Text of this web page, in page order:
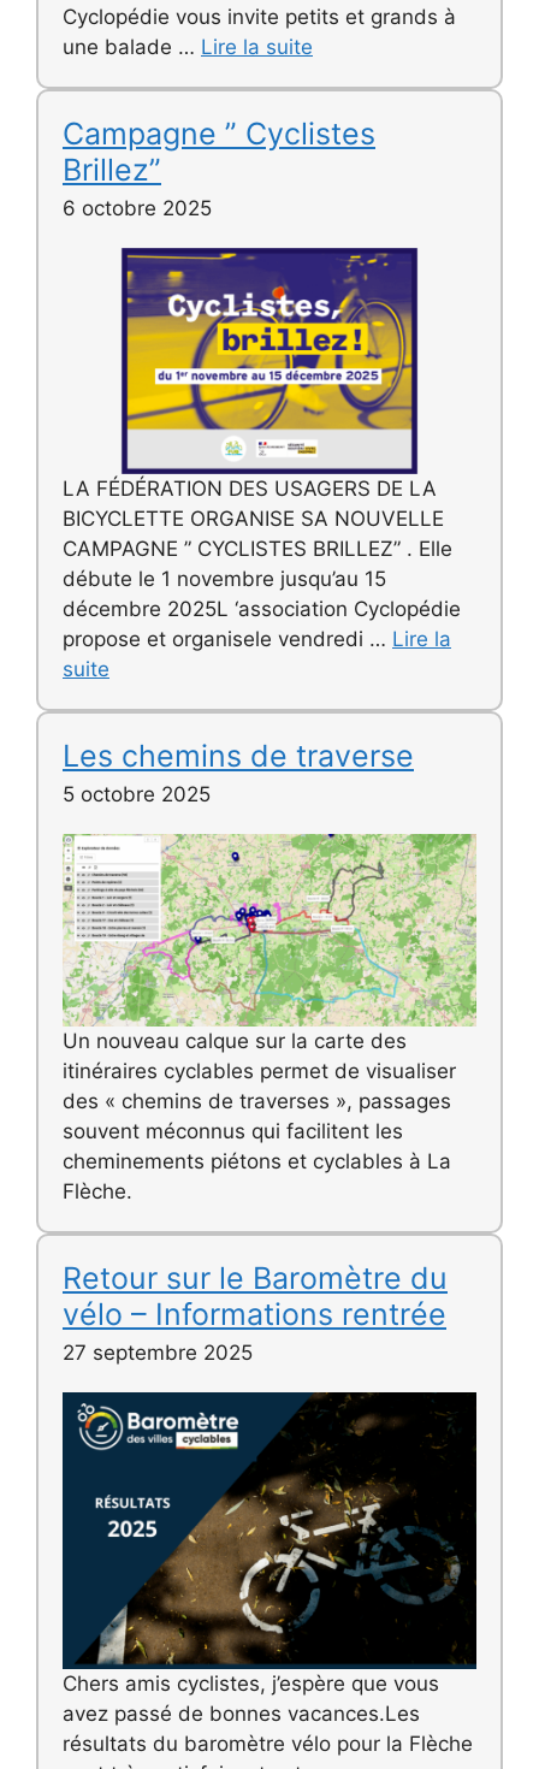
Cyclopédie vous invite petits et grands à
une balade … Lire la suite
Campagne ” Cyclistes
Brillez”
6 octobre 2025
LA FÉDÉRATION DES USAGERS DE LA
BICYCLETTE ORGANISE SA NOUVELLE
CAMPAGNE ” CYCLISTES BRILLEZ” . Elle
débute le 1 novembre jusqu’au 15
décembre 2025L ‘association Cyclopédie
propose et organisele vendredi … Lire la
suite
Les chemins de traverse
5 octobre 2025
Un nouveau calque sur la carte des
itinéraires cyclables permet de visualiser
des « chemins de traverses », passages
souvent méconnus qui facilitent les
cheminements piétons et cyclables à La
Flèche.
Retour sur le Baromètre du
vélo – Informations rentrée
27 septembre 2025
Chers amis cyclistes, j’espère que vous
avez passé de bonnes vacances.Les
résultats du baromètre vélo pour la Flèche